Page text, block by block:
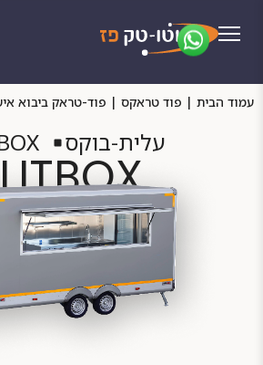
עמוד הבית | פוד טראקס | פוד-טראק ביבוא
עלית-בוקס